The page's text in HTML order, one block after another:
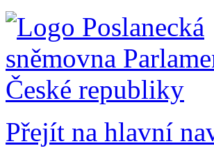
Přejít na hlavní